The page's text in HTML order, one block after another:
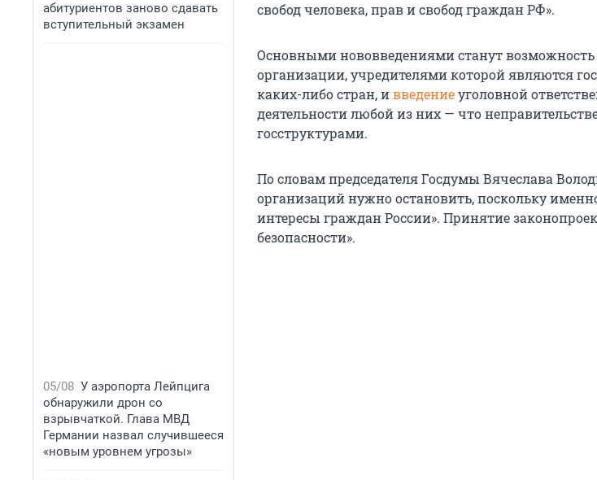
абитуриентов заново сдавать
вступительный экзамен
05/08 У аэропорта Лейпцига
обнаружили дрон со
взрывчаткой. Глава МВД
Германии назвал случившееся
«новым уровнем угрозы»
свобод человека, прав и свобод граждан РФ».
Основными нововведениями станут
организации, учредителями которой являются
каких-либо стран, ивведениеуголовной
деятельности любой из них — что
госструктурами.
По словам председателя Госдумы Вячеслава
организаций нужно остановить, поскольку
интересы граждан России». Принятие
безопасности».